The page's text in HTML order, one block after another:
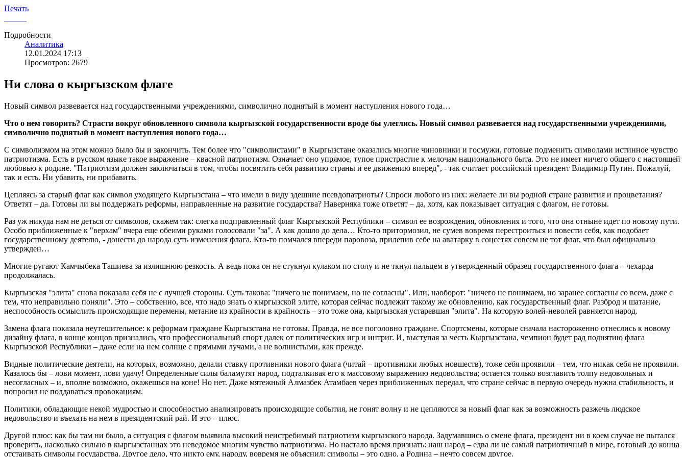
Печать
Подробности
Аналитика
12.01.2024 17:13
Просмотров: 2679
Ни слова о кыргызском флаге
Новый символ развевается над государственными учреждениями, символично поднятый в момент наступления нового года…
Что о нем говорить? Страсти вокруг обновленного символа кыргызской государственности вроде бы улеглись. Новый символ развевается над государственными учреждениями,
символично поднятый в момент наступления нового года…
С символизмом на этом можно было бы и закончить. Тем более что "символистами" в Кыргызстане оказались многие чиновники и госмужи, готовые подменить символами истинное чувство
патриотизма. Есть в русском языке такое выражение – квасной патриотизм. Означает оно упрямое, тупое пристрастие к мелочам национального быта. Это не имеет ничего общего с настоящей
любовью к родине. "Патриотизм должен заключаться в том, чтобы посвятить себя развитию страны и ее движению вперед", - так считает российский президент Владимир Путин. Пожалуй,
так и есть. Ни убавить, ни прибавить.
Цепляясь за старый флаг как символ уходящего Кыргызстана – что имели в виду здешние псевдопатриоты? Спроси любого из них: желаете ли вы родной стране развития и процветания?
Ответят – да. Готовы ли вы поддержать реформы, направленные на развитие государства? Наверняка тоже ответят – да, хотя, как показывает ситуация с флагом, не готовы.
Раз уж никуда нам не деться от символов, скажем так: слегка подправленный флаг Кыргызской Республики – символ ее возрождения, обновления и того, что она отныне идет по новому пути.
Особо приближенные к "верхам" вчера еще обеими руками голосовали "за". А как дошло до дела… Кто-то притормозил, не сумев вовремя перестроиться и повести себя, как подобает
государственному деятелю, - донести до народа суть изменения флага. Кто-то помчался впереди паровоза, прилепив себе на аватарку в соцсетях совсем не тот флаг, что был официально
утвержден…
Многие ругают Камчыбека Ташиева за излишнюю резкость. А ведь пока он не стукнул кулаком по столу и не ткнул пальцем в утвержденный образец государственного флага – чехарда
продолжалась.
Кыргызская "элита" снова показала себя не с лучшей стороны. Суть такова: "ничего не понимаем, но не согласны". Или, наоборот: "ничего не понимаем, но заранее согласны со всем, даже с
тем, что неправильно поняли". Это – собственно, все, что надо знать о кыргызской элите, которая сейчас подлежит такому же обновлению, как государственный флаг. Разброд и шатание,
неспособность осмыслить происходящие перемены, метание из крайности в крайность – это тоже она, кыргызская устаревшая "элита". На которую волей-неволей равняется народ.
Замена флага показала неутешительное: к реформам граждане Кыргызстана не готовы. Правда, не все поголовно граждане. Спортсмены, которые сначала настороженно отнеслись к новому
дизайну флага, в конце концов признались, что профессиональный спорт далек от политических игр и интриг. И, выступая за честь Кыргызстана, чемпион будет рад поднятию флага
Кыргызской Республики – даже если на нем солнце с прямыми лучами, а не волнистыми, как прежде.
Видные политические деятели, на которых, возможно, делали ставку противники нового флага (читай – противники любых новшеств), тоже себя проявили – тем, что никак себя не проявили.
Казалось бы – лови момент, лови удачу! Определенные силы баламутят народ, подталкивая его к массовому выражению недовольства; остается только возглавить толпу недовольных и
несогласных – и, вполне возможно, окажешься на коне! Но нет. Даже мятежный Алмазбек Атамбаев через приближенных передал, что стране сейчас в первую очередь нужна стабильность, и
попросил не поддаваться провокациям.
Политики, обладающие некой мудростью и способностью анализировать происходящие события, не гонят волну и не цепляются за новый флаг как за возможность разжечь людское
недовольство и въехать на нем в президентский рай. И это – плюс.
Другой плюс: как бы там ни было, а ситуация с флагом выявила высокий неистребимый патриотизм кыргызского народа. Задумавшись о смене флага, президент ни в коем случае не пытался
проверить, насколько сильно в кыргызстанцах это неведомое многим чувство патриотизма. Но настало время признать: наш народ – едва ли не самый патриотичный в мире, готовый до конца
отстаивать символы государства. Другое дело, что никто ему, народу, вовремя не объяснил: символы – это одно, а Родина – нечто совсем другое.